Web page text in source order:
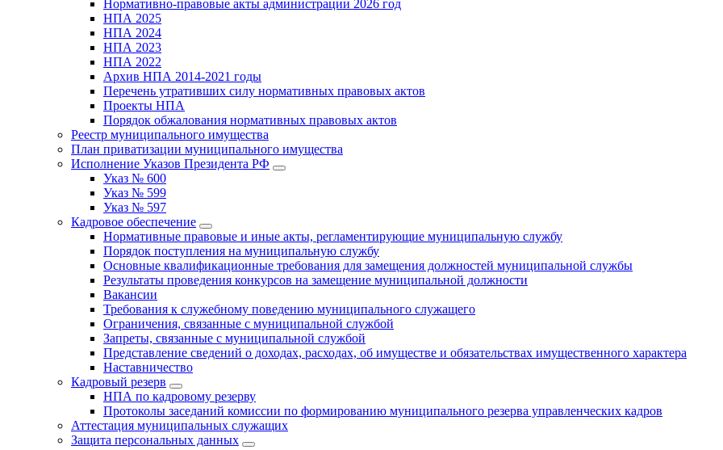
Нормативно-правовые акты администрации 2026 год
НПА 2025
НПА 2024
НПА 2023
НПА 2022
Архив НПА 2014-2021 годы
Перечень утративших силу нормативных правовых актов
Проекты НПА
Порядок обжалования нормативных правовых актов
Реестр муниципального имущества
План приватизации муниципального имущества
Исполнение Указов Президента РФ
Указ № 600
Указ № 599
Указ № 597
Кадровое обеспечение
Нормативные правовые и иные акты, регламентирующие муниципальную службу
Порядок поступления на муниципальную службу
Основные квалификационные требования для замещения должностей муниципальной службы
Результаты проведения конкурсов на замещение муниципальной должности
Вакансии
Требования к служебному поведению муниципального служащего
Ограничения, связанные с муниципальной службой
Запреты, связанные с муниципальной службой
Представление сведений о доходах, расходах, об имуществе и обязательствах имущественного характера
Наставничество
Кадровый резерв
НПА по кадровому резерву
Протоколы заседаний комиссии по формированию муниципального резерва управленческих кадров
Аттестация муниципальных служащих
Защита персональных данных